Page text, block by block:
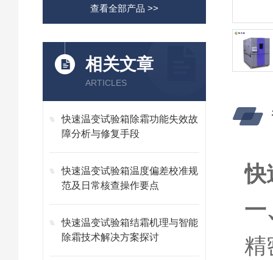
查看全部产品 >>
相关文章
ARTICLES
快速温变试验箱除霜功能失效故
障分析与修复手段
快速温变试验箱温度偏差校准规
范及日常核查操作要点
快速温变试验箱结霜机理与智能
除霜技术解决方案探讨
快
一
精